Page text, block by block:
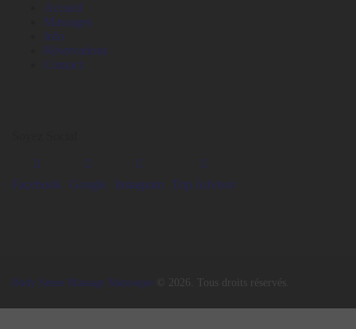
Accueil
Massages
Info
Réservations
Contact
Facebook Google Instagram Trip Advisor
Body Sense Massage Manosque © 2026. Tous droits réservés.